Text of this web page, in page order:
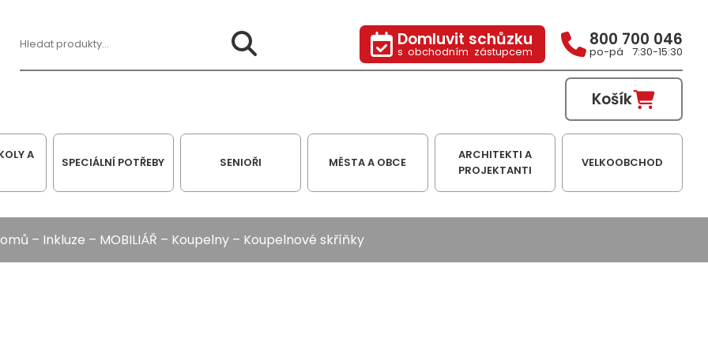
Domluvit schůzku
s obchodním zástupcem
800 700 046
po-pá 7:30-15:30
Hledat:
Košík
A
SPECIÁLNÍ POTŘEBY SENIOŘI MĚSTA A OBCE
ARCHITEKTI A
PROJEKTANTI
VELKOOBCHOD
– Inkluze – MOBILIÁŘ – Koupelny– Koupelnové skříňky